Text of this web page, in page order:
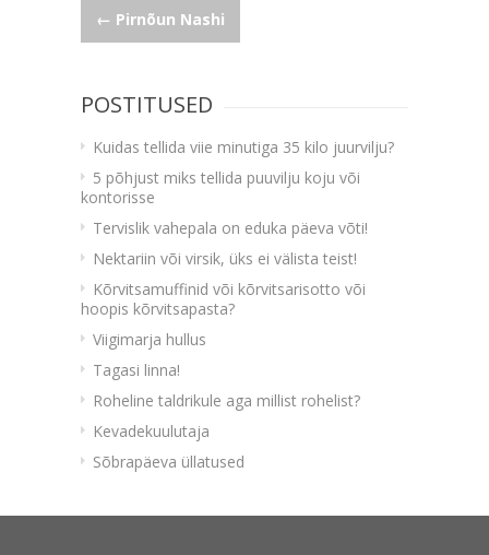
Navigeerimine
← Pirnõun Nashi
POSTITUSED
Kuidas tellida viie minutiga 35 kilo juurvilju?
5 põhjust miks tellida puuvilju koju või
kontorisse
Tervislik vahepala on eduka päeva võti!
Nektariin või virsik, üks ei välista teist!
Kõrvitsamuffinid või kõrvitsarisotto või
hoopis kõrvitsapasta?
Viigimarja hullus
Tagasi linna!
Roheline taldrikule aga millist rohelist?
Kevadekuulutaja
Sõbrapäeva üllatused